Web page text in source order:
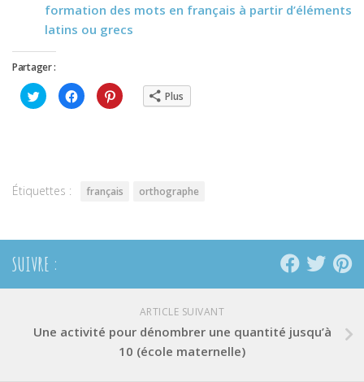
formation des mots en français à partir d’éléments
latins ou grecs
Partager :
Cliquez
pour
partager
Cliquez
pour
partager
Cliquez
pour Plus
Étiquettes : français orthographe
SUIVRE :
ARTICLE SUIVANT
Une activité pour dénombrer une quantité jusqu’à
10 (école maternelle)